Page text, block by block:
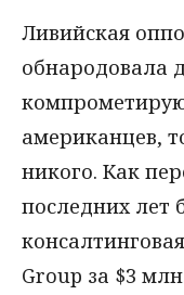
Ливийская
обнародовала
американцев,
никого. Как
последних лет
Group за $3